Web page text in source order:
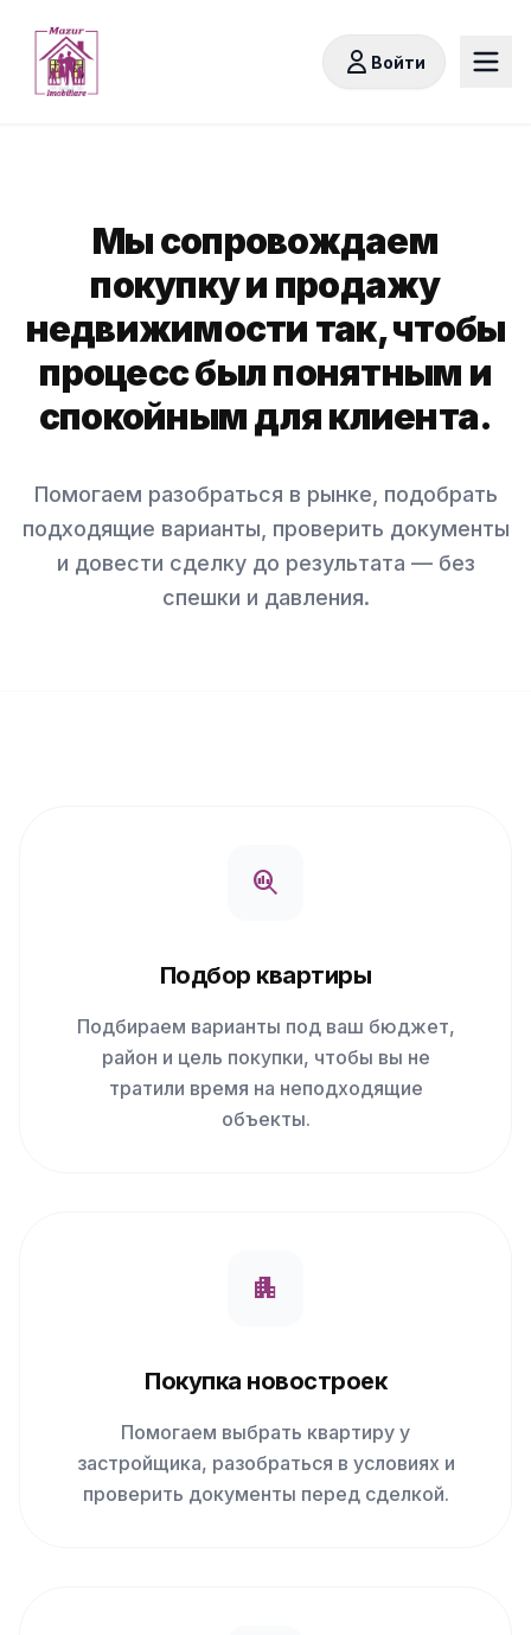
Войти
Мы сопровождаем
покупку и продажу
недвижимости так, чтобы
процесс был понятным и
спокойным для клиента.
Помогаем разобраться в рынке, подобрать
подходящие варианты, проверить документы
и довести сделку до результата — без
спешки и давления.
search_insights
Подбор квартиры
Подбираем варианты под ваш бюджет,
район и цель покупки, чтобы вы не
тратили время на неподходящие
объекты.
apartment
Покупка новостроек
Помогаем выбрать квартиру у
застройщика, разобраться в условиях и
проверить документы перед сделкой.